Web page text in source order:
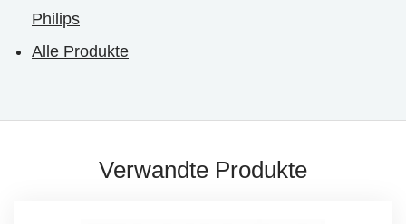
Philips
Alle Produkte
Verwandte Produkte